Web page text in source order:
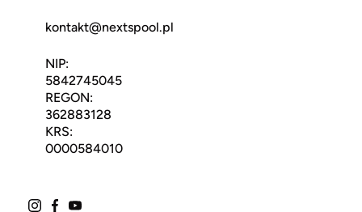
kontakt@nextspool.pl
NIP:
5842745045
REGON:
362883128
KRS:
0000584010